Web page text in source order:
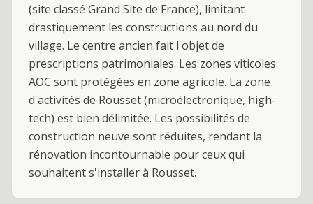
(site classé Grand Site de France), limitant
drastiquement les constructions au nord du
village. Le centre ancien fait l'objet de
prescriptions patrimoniales. Les zones viticoles
AOC sont protégées en zone agricole. La zone
d'activités de Rousset (microélectronique, high-
tech) est bien délimitée. Les possibilités de
construction neuve sont réduites, rendant la
rénovation incontournable pour ceux qui
souhaitent s'installer à Rousset.